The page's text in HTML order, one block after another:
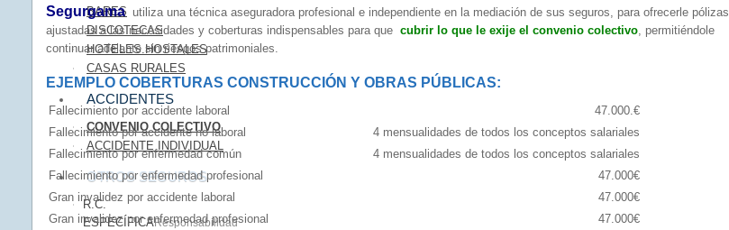
BARES
DISCOTECAS
HOTELES.HOSTALES
CASAS RURALES
ACCIDENTES
CONVENIO COLECTIVO
ACCIDENTE INDIVIDUAL
OTROS SEGUROS
R.C.
ESPECÍFICAResponsabilidad
Segurgama utiliza una técnica aseguradora profesional e independiente en la mediación de sus seguros, para ofrecerle pólizas
ajustadas a las necesidades y coberturas indispensables para que cubrir lo que le exije el convenio colectivo, permitiéndole
continuar adelante sin riesgos patrimoniales.
EJEMPLO COBERTURAS CONSTRUCCIÓN Y OBRAS PÚBLICAS:
Fallecimiento por accidente laboral
47.000.€
Fallecimiento por accidente no laboral
4 mensualidades de todos los conceptos salariales
Fallecimiento por enfermedad común
4 mensualidades de todos los conceptos salariales
Fallecimiento por enfermedad profesional
47.000€
Gran invalidez por accidente laboral
47.000€
Gran invalidez por enfermedad profesional
47.000€